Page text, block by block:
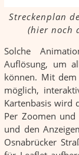
Streckenplan
(hier noch
Solche
Auflösung, um
können. Mit
möglich,
Kartenbasis wird
Per Zoomen
und den
Osnabrücker